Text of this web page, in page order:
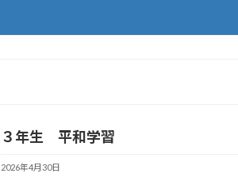
３年生 平和学習
2026年4月30日